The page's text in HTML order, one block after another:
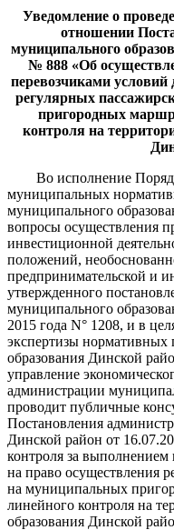
Уведомление о
отношении
муниципального
№ 888 «Об
перевозчиками условий
регулярных
пригородных
контроля на
Во исполнение
муниципальных
муниципального
вопросы осуществления
инвестиционной
положений,
предпринимательской и
утвержденного
муниципального
2015 года N° 1208, и в
экспертизы нормативных
образования Динской
управление
администрации
проводит публичные
Постановления
Динской район от
контроля за выполнением
на право осуществления
на муниципальных
линейного контроля на
образования Динской